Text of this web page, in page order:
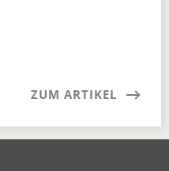
ZUM ARTIKEL